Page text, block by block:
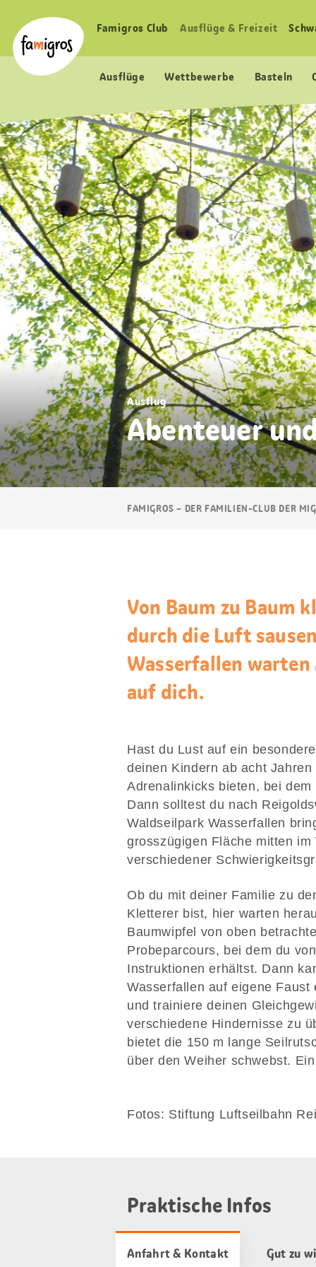
Navigation
Logo
Haupt
Famigros Club Ausflüge & Freizeit
Ausflüge Wettbewerbe Basteln
FAMIGROS – DER FAMILIEN-CLUB DER
Ausflug
Abenteuer
Von Baum zu Baum
durch die Luft
Wasserfallen
auf dich.
Hast du Lust auf ein
deinen Kindern ab acht
Adrenalinkicks bieten, bei
Dann solltest du nach
Waldseilpark Wasserfallen
grosszügigen Fläche mitten
verschiedener
Ob du mit deiner Familie zu
Kletterer bist, hier warten
Baumwipfel von oben
Probeparcours, bei dem du
Instruktionen erhältst. Dann
Wasserfallen auf eigene
und trainiere deinen
verschiedene Hindernisse zu
bietet die 150 m lange
über den Weiher schwebst.
Fotos: Stiftung Luftseilbahn
Praktische Infos
Anfahrt & Kontakt Gut zu